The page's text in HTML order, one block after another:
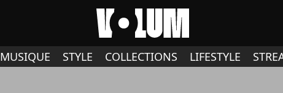
MUSIQUE STYLE COLLECTIONS LIFESTYLE